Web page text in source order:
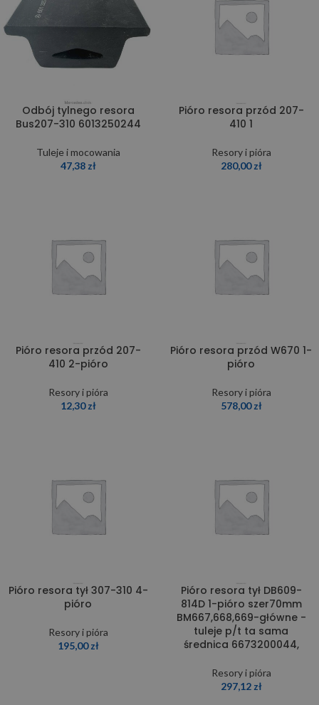
Odbój tylnego resora
Bus207-310 6013250244
Tuleje i mocowania
47,38 zł
Pióro resora przód 207-
410 1
Resory i pióra
280,00zł
Pióro resora przód 207-
410 2-pióro
Resory i pióra
12,30zł
Pióro resora przód W670 1-
pióro
Resory i pióra
578,00zł
Pióro resora tył 307-310 4-
pióro
Resory i pióra
195,00zł
Pióro resora tył DB609-
814D 1-pióro szer70mm
BM667,668,669-główne -
tuleje p/t ta sama
średnica 6673200044,
Resory i pióra
297,12 zł